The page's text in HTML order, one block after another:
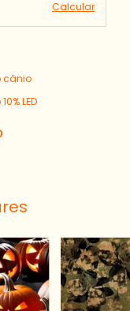
Calcular
cânio
LED